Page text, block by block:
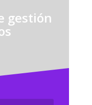
gestión